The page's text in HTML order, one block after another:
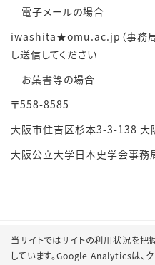
電子メールの場合
iwashita★omu.ac.jp（事務
し送信してください
お葉書等の場合
〒558-8585
大阪市住吉区杉本3-3-138 大
大阪公立大学日本史学会事務
当サイトではサイトの利用状況を
しています。Google Analyticsは、